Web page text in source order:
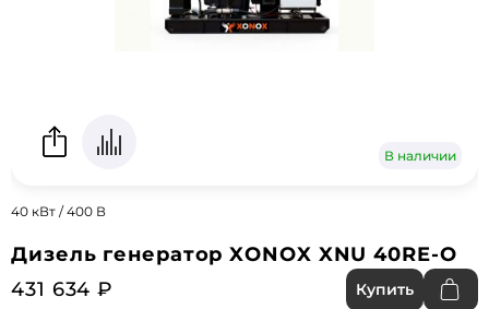
В наличии
40 кВт / 400 В
Дизель генератор XONOX XNU 40RE-O
431 634 ₽
Купить